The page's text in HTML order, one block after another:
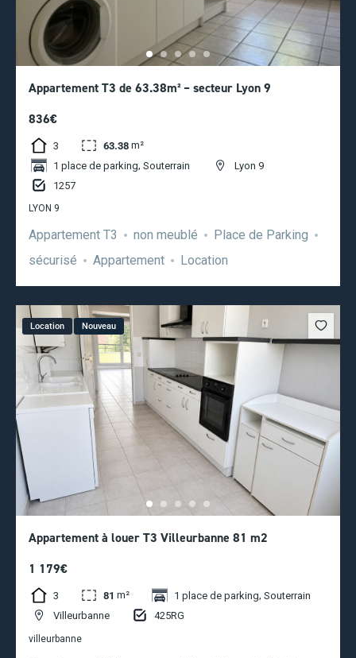
Appartement T3 de 63.38m² – secteur Lyon 9
836€
3 63.38 m²
1 place de parking ,Souterrain
Lyon 9
1257
LYON 9
Appartement T3 non meublé
Place de Parking
sécurisé
Appartement Location
Location Nouveau
Appartement à louer T3 Villeurbanne 81 m2
1 179€
3 81 m² 1 place de parking,Souterrain
Villeurbanne
425RG
villeurbanne